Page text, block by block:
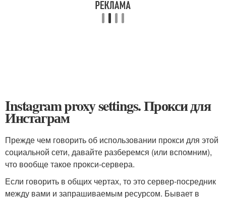
Instagram proxy settings. Прокси для
Инстаграм
Прежде чем говорить об использовании прокси для этой
социальной сети, давайте разберемся (или вспомним),
что вообще такое прокси-сервера.
Если говорить в общих чертах, то это сервер-посредник
между вами и запрашиваемым ресурсом. Бывает в